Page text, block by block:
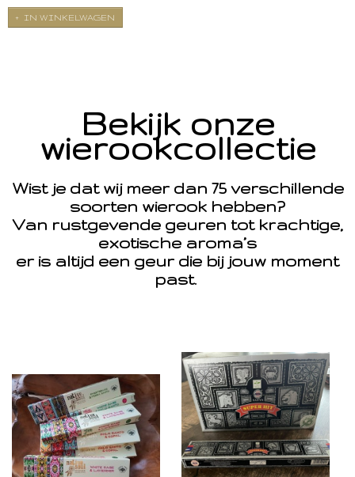
IN WINKELWAGEN
Bekijk onze
wierookcollectie
Wist je dat wij meer dan 75 verschillende
soorten wierook hebben?
Van rustgevende geuren tot krachtige,
exotische aroma’s
er is altijd een geur die bij jouw moment
past.